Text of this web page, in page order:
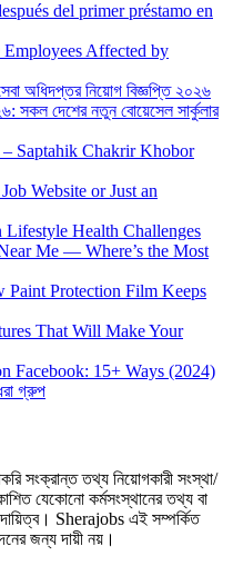
del primer préstamo en
Affected by
অধিদপ্তর নিয়োগ বিজ্ঞপ্তি ২০২৬
সকল দেশের নতুন বোয়েসেল সার্কুলার
– Saptahik Chakrir Khobor
Website or Just an
Health Challenges
Me — Where’s the Most
Protection Film Keeps
That Will Make Your
Facebook: 15+ Ways (2024)
গ্রুপ
সংক্রান্ত তথ্য নিয়োগকারী সংস্থা/
যেকোনো কর্মসংস্থানের তথ্য বা
দায়িত্ব। Sherajobs এই সম্পর্কিত
জন্য দায়ী নয়।